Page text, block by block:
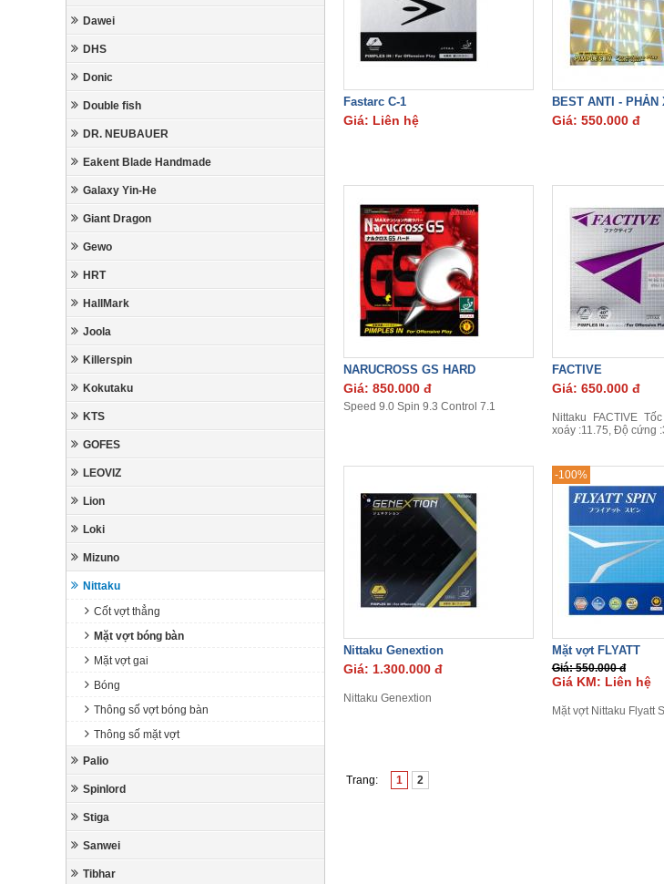
Dawei
DHS
Donic
Double fish
DR. NEUBAUER
Eakent Blade Handmade
Galaxy Yin-He
Giant Dragon
Gewo
HRT
HallMark
Joola
Killerspin
Kokutaku
KTS
GOFES
LEOVIZ
Lion
Loki
Mizuno
Nittaku
Cốt vợt thẳng
Mặt vợt bóng bàn
Mặt vợt gai
Bóng
Thông số vợt bóng bàn
Thông số mặt vợt
Palio
Spinlord
Stiga
Sanwei
Tibhar
Fastarc C-1
Giá: Liên hệ
BEST ANTI - PHẢN
Giá: 550.000 đ
NARUCROSS GS HARD
Giá: 850.000 đ
Speed 9.0 Spin 9.3 Control 7.1
FACTIVE
Giá: 650.000 đ
Nittaku FACTIVE
xoáy :11.75, Độ cứng
Nittaku Genextion
Giá: 1.300.000 đ
Nittaku Genextion
-100%
Mặt vợt FLYATT
Giá: 550.000 đ
Giá KM: Liên hệ
Mặt vợt Nittaku Flyatt
Trang: 1 2